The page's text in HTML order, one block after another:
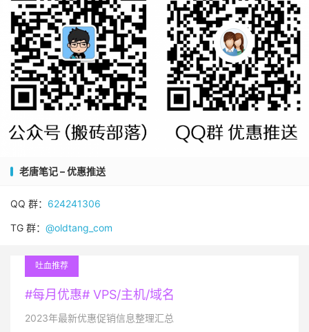
老唐笔记 – 优惠推送
QQ 群： 624241306
TG 群： @oldtang_com
吐血推荐
#每月优惠# VPS/主机/域名
2023年最新优惠促销信息整理汇总